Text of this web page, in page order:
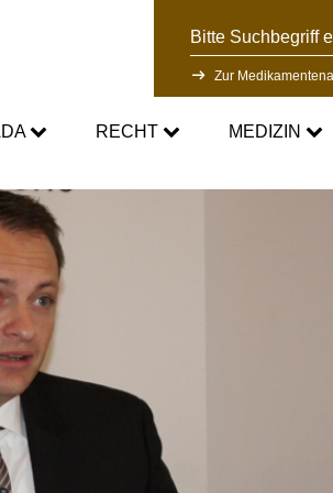
Suche
Zur
RECHT
Gesetz
MEDIZIN
Aktuelle medizinische Hinweise
Testosteron im Sport
Verbotsliste